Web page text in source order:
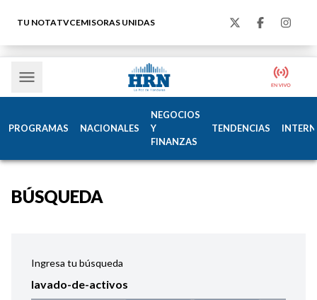
TU NOTATVCEMISORAS UNIDAS
PROGRAMAS NACIONALES
NEGOCIOS
Y
FINANZAS
TENDENCIAS
BÚSQUEDA
Ingresa tu búsqueda